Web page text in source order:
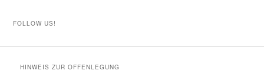
FOLLOW US!
HINWEIS ZUR OFFENLEGUNG